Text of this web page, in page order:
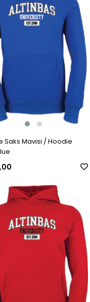
Saks Mavisi / Hoodie